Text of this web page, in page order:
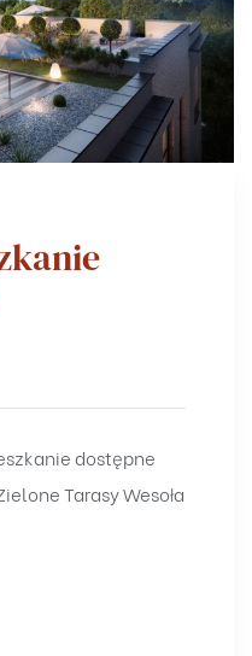
dostępne
Tarasy Wesoła